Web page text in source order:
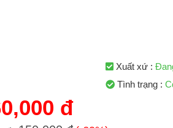
Xuất xứ :
Tình trạng :
đ